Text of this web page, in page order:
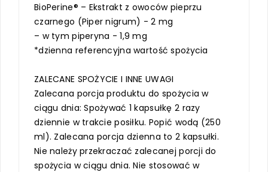
BioPerine® – Ekstrakt z owoców pieprzu
czarnego (Piper nigrum) - 2 mg
– w tym piperyna - 1,9 mg
*dzienna referencyjna wartość spożycia
ZALECANE SPOŻYCIE I INNE UWAGI
Zalecana porcja produktu do spożycia w
ciągu dnia: Spożywać 1 kapsułkę 2 razy
dziennie w trakcie posiłku. Popić wodą (250
ml). Zalecana porcja dzienna to 2 kapsułki.
Nie należy przekraczać zalecanej porcji do
spożycia w ciągu dnia. Nie stosować w